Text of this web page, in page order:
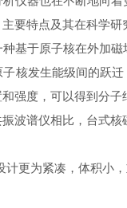
要特点及其在科学研
于原子核在外加磁
核发生能级间的跃
强度，可以得到分子
谱仪相比，台式核
为紧凑，体积小，